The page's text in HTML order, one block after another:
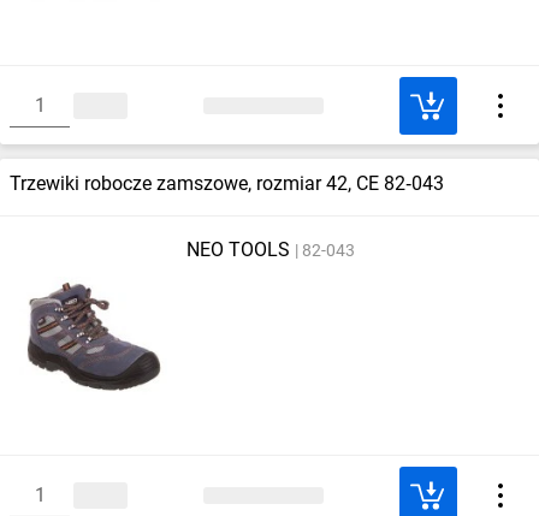
Trzewiki robocze zamszowe, rozmiar 42, CE 82‑043
NEO TOOLS 82-043